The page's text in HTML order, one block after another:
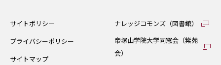
サイトポリシー
プライバシーポリシー
サイトマップ
ナレッジコモンズ（図書館）
帝塚山学院大学同窓会（紫苑
会）